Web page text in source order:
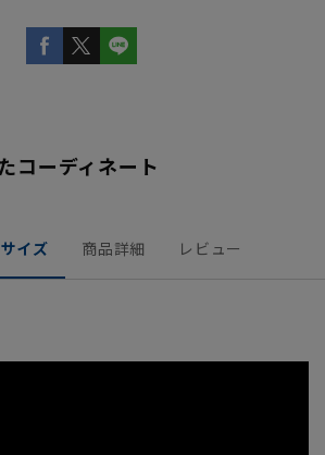
コーディネート
イズ 商品詳細 レビュー